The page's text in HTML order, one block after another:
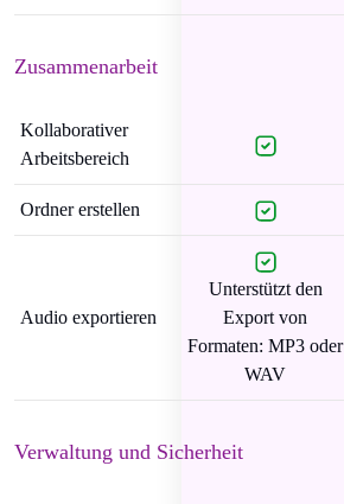
Zusammenarbeit
Kollaborativer
Arbeitsbereich
Ordner erstellen
Audio exportieren
Unterstützt den
Export von
Formaten: MP3 oder
WAV
Verwaltung und Sicherheit